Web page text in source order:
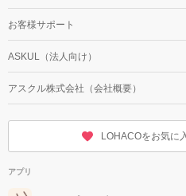
お客様サポート
ASKUL（法人向け）
アスクル株式会社（会社概要）
LOHACOをお気に
アプリ